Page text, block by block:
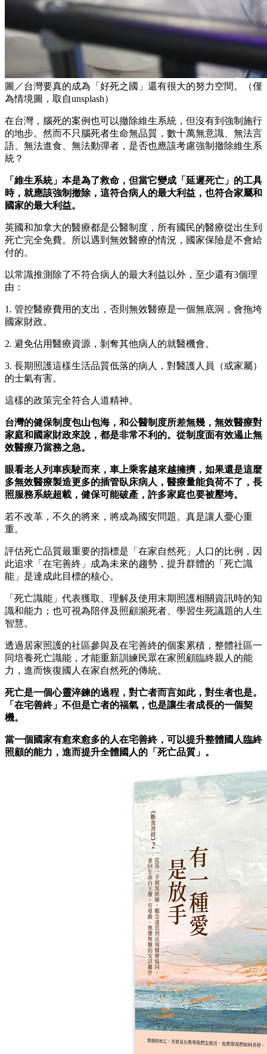
圖／台灣要真的成為「好死之國」還有很大的努力空間。（僅
為情境圖，取自unsplash）
在台灣，腦死的案例也可以撤除維生系統，但沒有到強制施行
的地步。然而不只腦死者生命無品質，數十萬無意識、無法言
語、無法進食、無法動彈者，是否也應該考慮強制撤除維生系
統？
「維生系統」本是為了救命，但當它變成「延遲死亡」的工具
時，就應該強制撤除，這符合病人的最大利益，也符合家屬和
國家的最大利益。
英國和加拿大的醫療都是公醫制度，所有國民的醫療從出生到
死亡完全免費。所以遇到無效醫療的情況，國家保險是不會給
付的。
以常識推測除了不符合病人的最大利益以外，至少還有3個理
由：
1. 管控醫療費用的支出，否則無效醫療是一個無底洞，會拖垮
國家財政。
2. 避免佔用醫療資源，剝奪其他病人的就醫機會。
3. 長期照護這樣生活品質低落的病人，對醫護人員（或家屬）
的士氣有害。
這樣的政策完全符合人道精神。
台灣的健保制度包山包海，和公醫制度所差無幾，無效醫療對
家庭和國家財政來說，都是非常不利的。從制度面有效遏止無
效醫療乃當務之急。
眼看老人列車疾駛而來，車上乘客越來越擁擠，如果還是這麼
多無效醫療製造更多的插管臥床病人，醫療量能負荷不了，長
照服務系統超載，健保可能破產，許多家庭也要被壓垮。
若不改革，不久的將來，將成為國安問題。真是讓人憂心重
重。
評估死亡品質最重要的指標是「在家自然死」人口的比例，因
此追求「在宅善終」成為未來的趨勢，提升群體的「死亡識
能」是達成此目標的核心。
「死亡識能」代表獲取、理解及使用末期照護相關資訊時的知
識和能力；也可視為陪伴及照顧瀕死者、學習生死議題的人生
智慧。
透過居家照護的社區參與及在宅善終的個案累積，整體社區一
同培養死亡識能，才能重新訓練民眾在家照顧臨終親人的能
力，進而恢復國人在家自然死的傳統。
死亡是一個心靈淬鍊的過程，對亡者而言如此，對生者也是。
「在宅善終」不但是亡者的福氣，也是讓生者成長的一個契
機。
當一個國家有愈來愈多的人在宅善終，可以提升整體國人臨終
照顧的能力，進而提升全體國人的「死亡品質」。